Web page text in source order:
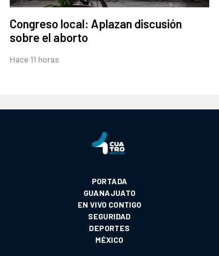
Congreso local: Aplazan discusión
sobre el aborto
Hace 11 horas
PORTADA
GUANAJUATO
EN VIVO CONTIGO
SEGURIDAD
DEPORTES
MÉXICO